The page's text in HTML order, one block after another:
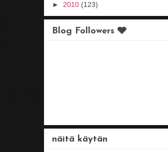
► 2010 (123)
Blog Followers 🩶
näitä käytän